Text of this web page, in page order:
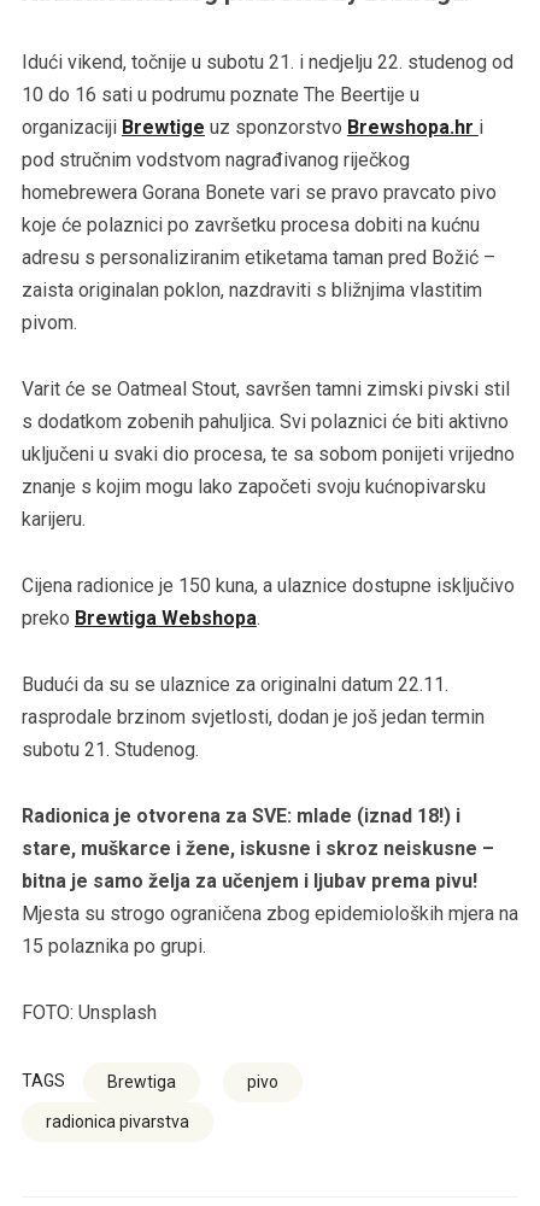
Idući vikend, točnije u subotu 21. i nedjelju 22. studenog od
10 do 16 sati u podrumu poznate The Beertije u
organizaciji Brewtige uz sponzorstvo Brewshopa.hr i
pod stručnim vodstvom nagrađivanog riječkog
homebrewera Gorana Bonete vari se pravo pravcato pivo
koje će polaznici po završetku procesa dobiti na kućnu
adresu s personaliziranim etiketama taman pred Božić –
zaista originalan poklon, nazdraviti s bližnjima vlastitim
pivom.
Varit će se Oatmeal Stout, savršen tamni zimski pivski stil
s dodatkom zobenih pahuljica. Svi polaznici će biti aktivno
uključeni u svaki dio procesa, te sa sobom ponijeti vrijedno
znanje s kojim mogu lako započeti svoju kućnopivarsku
karijeru.
Cijena radionice je 150 kuna, a ulaznice dostupne isključivo
preko Brewtiga Webshopa.
Budući da su se ulaznice za originalni datum 22.11.
rasprodale brzinom svjetlosti, dodan je još jedan termin
subotu 21. Studenog.
Radionica je otvorena za SVE: mlade (iznad 18!) i
stare, muškarce i žene, iskusne i skroz neiskusne –
bitna je samo želja za učenjem i ljubav prema pivu!
Mjesta su strogo ograničena zbog epidemioloških mjera na
15 polaznika po grupi.
FOTO: Unsplash
TAGS Brewtiga pivo
radionica pivarstva